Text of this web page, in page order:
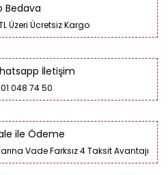
Bedava
Üzeri Ücretsiz Kargo
İletişim
048 74 50
ile Ödeme
Vade Farksız 4 Taksit Avantajı